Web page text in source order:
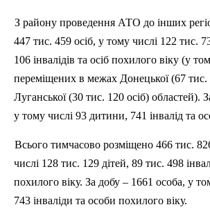
З району проведення АТО до інших
447 тис. 459 осіб, у тому числі 122 тис.
106 інвалідів та осіб похилого віку (у
переміщених в межах Донецької (67 тис.
Луганської (30 тис. 120 осіб) областей).
у тому числі 93 дитини, 741 інвалід та
Всього тимчасово розміщено 466 тис.
числі 128 тис. 129 дітей, 89 тис. 498
похилого віку. За добу – 1661 особа, у
743 інваліди та особи похилого віку.